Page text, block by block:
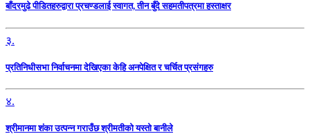
बाँदरमुढे पीडितहरुद्वारा प्रचण्डलाई स्वागत, तीन बुँदे सहमतीपत्रमा हस्ताक्षर
३.
प्रतिनिधीसभा निर्वाचनमा देखिएका केहि अनपेक्षित र चर्चित प्रसंगहरु
४.
श्रीमानमा शंका उत्पन्न गराउँछ श्रीमतीको यस्तो बानीले